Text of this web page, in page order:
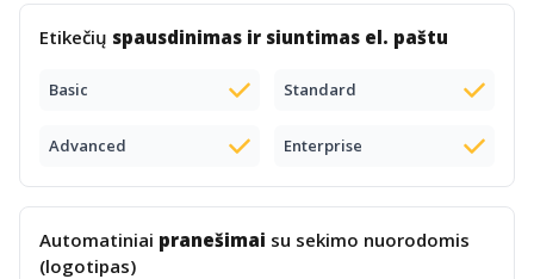
Etikečių spausdinimas ir siuntimas el. paštu
Basic Standard
Advanced Enterprise
Automatiniai pranešimai su sekimo nuorodomis
(logotipas)